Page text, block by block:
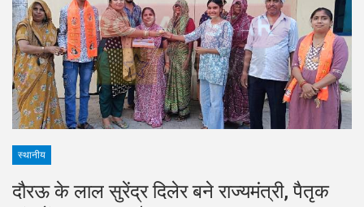
स्थानीय
दौरऊ के लाल सुरेंद्र दिलेर बने राज्यमंत्री, पैतृक